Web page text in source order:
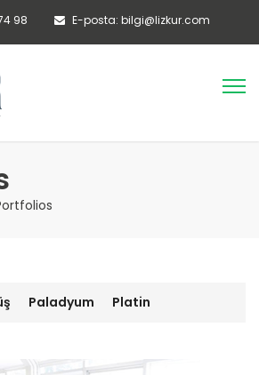
98 E-posta: bilgi@lizkur.com
Paladyum Platin